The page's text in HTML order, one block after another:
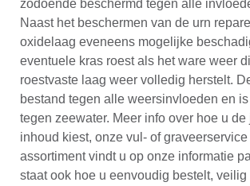
zodoende beschermd tegen alle
Naast het beschermen van de urn
oxidelaag eveneens mogelijke
eventuele kras roest als het ware weer
roestvaste laag weer volledig herstelt.
bestand tegen alle weersinvloeden en
tegen zeewater. Meer info over hoe u de
inhoud kiest, onze vul- of
assortiment vindt u op onze informatie
staat ook hoe u eenvoudig bestelt, veilig